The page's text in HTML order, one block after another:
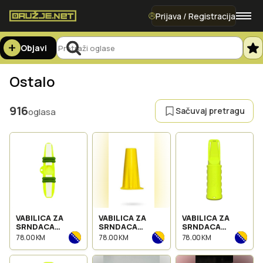
Prijava / Registracija
Objavi
Ostalo
916oglasa Sačuvaj pretragu
VABILICA ZA
SRNDACA
CLAUSEEN
ROEDEERCALL
PRO
78.00 KM
VABILICA ZA
SRNDACA
CLAUSEN
ROEDEERCALL
CONTACT 2
78.00 KM
VABILICA ZA
SRNDACA
CLAUSEN
ROEDEERCALL
CONTACT
78.00 KM